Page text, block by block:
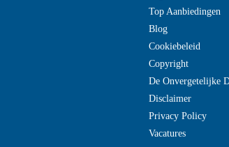
Top Aanbiedingen
Blog
Cookiebeleid
Copyright
De Onvergetelijke
Disclaimer
Privacy Policy
Vacatures